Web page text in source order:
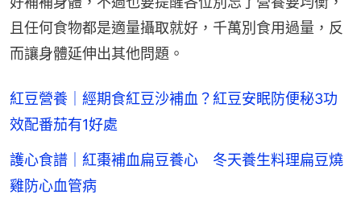
且任何食物都是適量攝取就好，千萬別食用過量，反
而讓身體延伸出其他問題。
紅豆營養｜經期食紅豆沙補血？紅豆安眠防便秘3功
效配番茄有1好處
護心食譜｜紅棗補血扁豆養心 冬天養生料理扁豆燒
雞防心血管病